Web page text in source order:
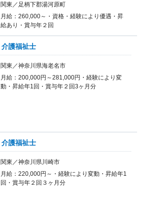
関東／足柄下郡湯河原町
月給：260,000～・資格・経験により優遇・昇
給あり・賞与年２回
介護福祉士
関東／神奈川県海老名市
月給：200,000円～281,000円・経験により変
動・昇給年1回・賞与年２回3ヶ月分
介護福祉士
関東／神奈川県川崎市
月給：220,000円～・経験により変動・昇給年1
回・賞与年２回３ヶ月分